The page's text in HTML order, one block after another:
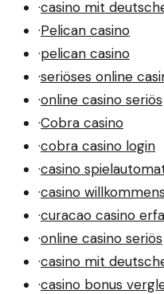
·casino mit
·Pelican casino
·pelican casino
·seriöses online
·online casino seriös
·Cobra casino
·cobra casino login
·casino
·casino
·curacao casino
·online casino seriös
·casino mit
·casino bonus